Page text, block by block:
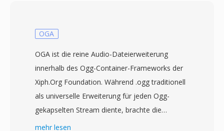
gehörte und RealNetworks das Konzept des
vorantrieb, noch bevor Breitband allgemein
verfügbar war. Das Format verwendet
konstante Bitratenkodierung und eine
proprietäre Containerstruktur mit Vorwärts-
Fehlerkorrektur, die eine einigermassen flüssige
OGA
OGA ist die reine Audio-Dateierweiterung
innerhalb des Ogg-Container-Frameworks der
Xiph.Org Foundation. Während .ogg traditionell
als universelle Erweiterung für jeden Ogg-
gekapselten Stream diente, brachte die
Einführung von .oga im Jahr 2007 Klarheit,
mehr lesen